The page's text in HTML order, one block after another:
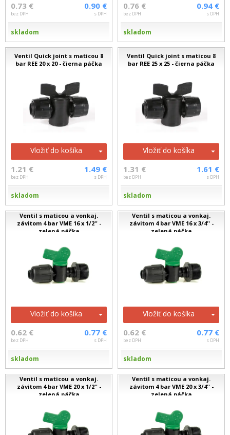
0.73 €
bez DPH
0.90 €
s DPH
skladom
0.76 €
bez DPH
0.94 €
s DPH
skladom
Ventil Quick joint s maticou 8
bar REE 20 x 20 - čierna páčka
Vložiť do košíka
1.21 €
bez DPH
1.49 €
s DPH
skladom
Ventil Quick joint s maticou 8
bar REE 25 x 25 - čierna páčka
Vložiť do košíka
1.31 €
bez DPH
1.61 €
s DPH
skladom
Ventil s maticou a vonkaj.
závitom 4 bar VME 16 x 1/2'' -
zelená páčka
Vložiť do košíka
0.62 €
bez DPH
0.77 €
s DPH
skladom
Ventil s maticou a vonkaj.
závitom 4 bar VME 16 x 3/4'' -
zelená páčka
Vložiť do košíka
0.62 €
bez DPH
0.77 €
s DPH
skladom
Ventil s maticou a vonkaj.
závitom 4 bar VME 20 x 1/2'' -
zelená páčka
Ventil s maticou a vonkaj.
závitom 4 bar VME 20 x 3/4'' -
zelená páčka